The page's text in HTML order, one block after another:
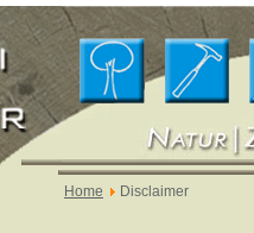
Home Disclaimer